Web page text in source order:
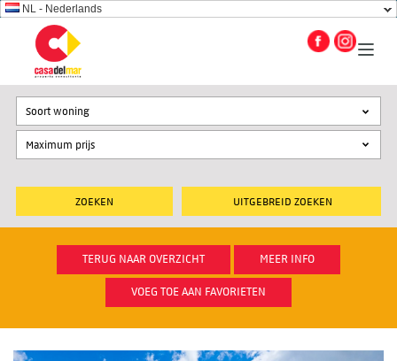
NL - Nederlands
UITGEBREID ZOEKEN
Soort woning
TERUG NAAR OVERZICHT MEER INFO
VOEG TOE AAN FAVORIETEN